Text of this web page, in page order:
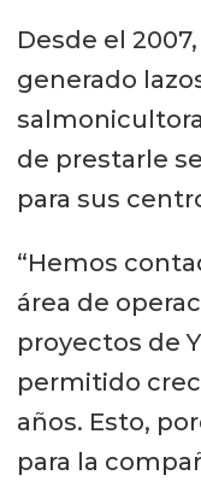
Desde el
generado
de prestarle
para sus
“Hemos
área de
proyectos de
permitido
años. Esto,
para la